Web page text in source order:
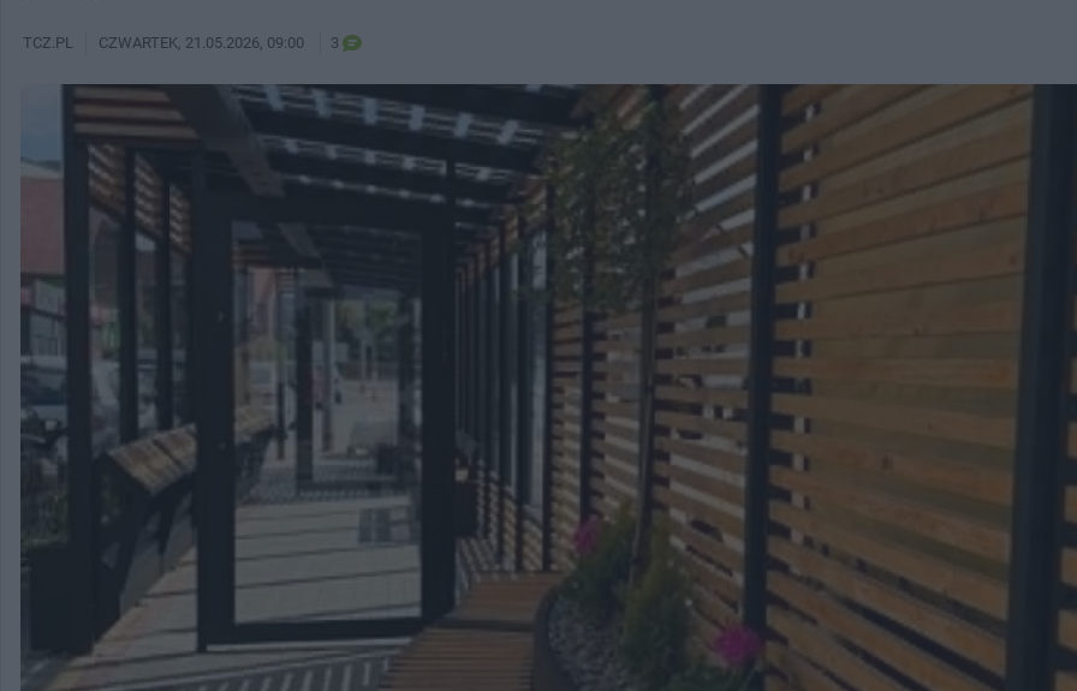
TCZ.PL CZWARTEK , 21.05.2026, 09:00 3